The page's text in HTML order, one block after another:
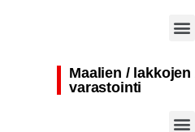
Maalien /
varastointi